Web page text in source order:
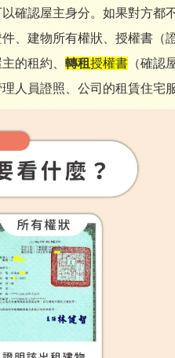
確認屋主身分。如果對方都
、建物所有權狀、授權書（
的租約、 轉租授權書 （確認
人員證照、公司的租賃住宅